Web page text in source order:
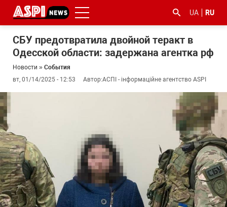
UA RU
СБУ предотвратила двойной теракт в
Одесской области: задержана агентка рф
Новости » События
вт, 01/14/2025 - 12:53
Автор:АСПІ - інформаційне агентство ASPI
#ООС #коронавірус